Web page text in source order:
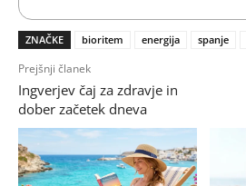
ZNAČKE bioritem energija spanje
Prejšnji članek
Ingverjev čaj za zdravje in
dober začetek dneva